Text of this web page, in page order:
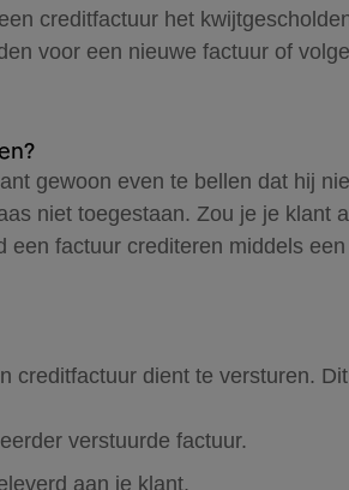
creditfactuur het
voor een nieuwe factuur of
gewoon even te bellen dat hij
niet toegestaan. Zou je je klant
factuur crediteren middels
creditfactuur dient te versturen.
verstuurde factuur.
aan je klant.